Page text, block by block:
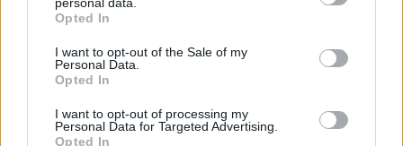
grant or deny consent to Google and its third-party tags to
use your data for below specified purposes in below Google
consent section.
Opted In
I want to opt-out of the Sale of my
Personal Data.
Opted In
I want to opt-out of processing my
Personal Data for Targeted Advertising.
Opted In
LIFESTYLE